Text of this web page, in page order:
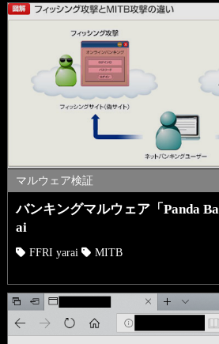
マルウェア検証
バンキングマルウェア「Panda
ai
FFRI yarai MITB